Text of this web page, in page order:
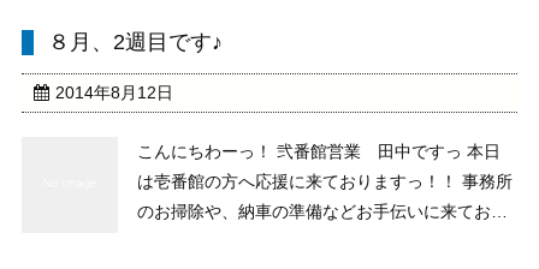
とやっておりましたっ 一段落ついたところ
で・・・・・・ 田中チョイス！！ 当店イチオシ
車両紹介 ２６年式 コペン ...
８月、2週目です♪
2014年8月12日
こんにちわーっ！ 弐番館営業 田中ですっ 本日
は壱番館の方へ応援に来ておりますっ！！ 事務所
のお掃除や、納車の準備などお手伝いに来ており